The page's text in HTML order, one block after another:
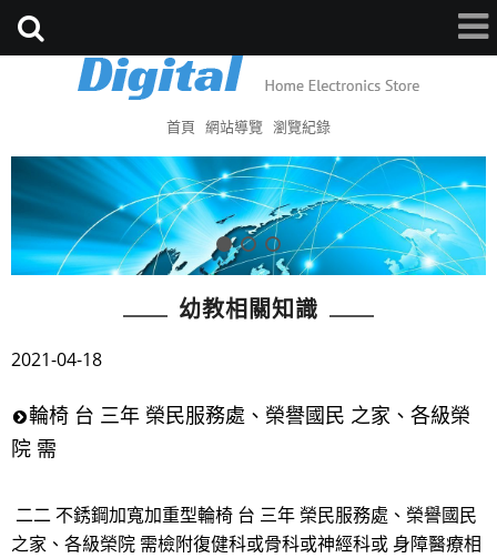
首頁 網站導覽 瀏覽紀錄
幼教相關知識
2021-04-18
輪椅 台 三年 榮民服務處、榮譽國民 之家、各級榮
院 需
二二 不銹鋼加寬加重型輪椅 台 三年 榮民服務處、榮譽國民
之家、各級榮院 需檢附復健科或骨科或神經科或 身障醫療相